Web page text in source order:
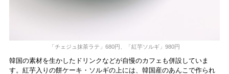
「チェジュ抹茶ラテ」680円、「紅芋ソルギ」980円
韓国の素材を生かしたドリンクなどが自慢のカフェも併設していま
す。紅芋入りの餅ケーキ・ソルギの上には、韓国産のあんこで作られ